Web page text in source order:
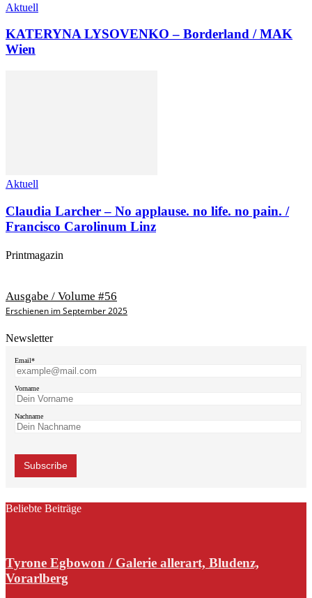
Aktuell
KATERYNA LYSOVENKO – Borderland / MAK
Wien
Aktuell
Claudia Larcher – No applause. no life. no pain. /
Francisco Carolinum Linz
Printmagazin
Ausgabe / Volume #56
Erschienen im September 2025
Newsletter
Email*
Vorname
Nachname
Beliebte Beiträge
Tyrone Egbowon / Galerie allerart, Bludenz,
Vorarlberg